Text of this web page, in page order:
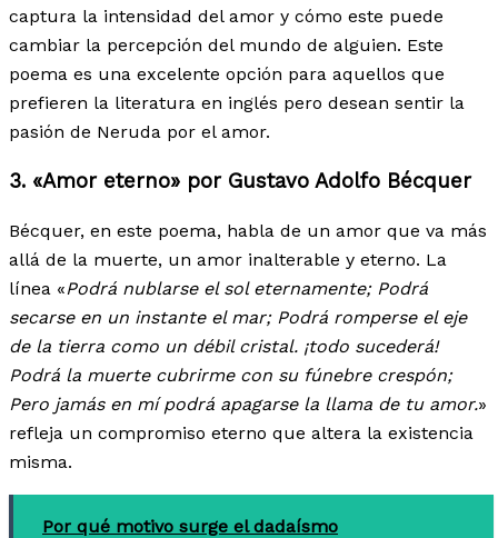
captura la intensidad del amor y cómo este puede
cambiar la percepción del mundo de alguien. Este
poema es una excelente opción para aquellos que
prefieren la literatura en inglés pero desean sentir la
pasión de Neruda por el amor.
3. «Amor eterno» por Gustavo Adolfo Bécquer
Bécquer, en este poema, habla de un amor que va más
allá de la muerte, un amor inalterable y eterno. La
línea «Podrá nublarse el sol eternamente; Podrá
secarse en un instante el mar; Podrá romperse el eje
de la tierra como un débil cristal. ¡todo sucederá!
Podrá la muerte cubrirme con su fúnebre crespón;
Pero jamás en mí podrá apagarse la llama de tu amor.»
refleja un compromiso eterno que altera la existencia
misma.
Por qué motivo surge el dadaísmo